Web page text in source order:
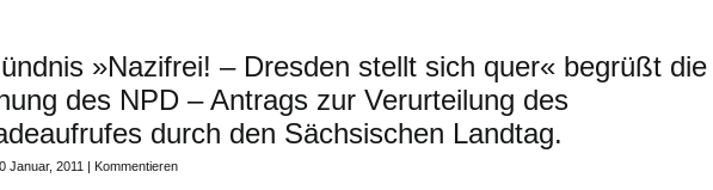
»Nazifrei! – Dresden stellt sich quer« begrüßt die
des NPD – Antrags zur Verurteilung des
durch den Sächsischen Landtag.
Januar, 2011 | Kommentieren